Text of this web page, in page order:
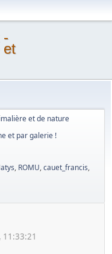
-
et
et de nature
et par galerie !
, ROMU,cauet_francis,
11:33:21